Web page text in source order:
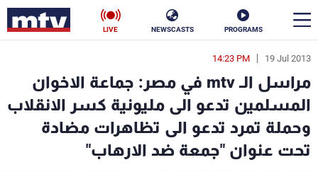
PROGRAMS
NEWSCASTS
LIVE
19 Jul 2013
14:23 PM
مراسل الـ mtv في مصر: جماعة الاخوان
المسلمين تدعو الى مليونية كسر الانقلاب
وحملة تمرد تدعو الى تظاهرات مضادة
تحت عنوان "جمعة ضد الارهاب"
en
الأخبار
سياسة ناس